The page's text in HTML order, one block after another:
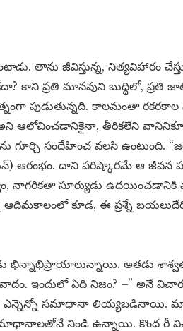
తాను జీవిస్తున్న, నిత్యవిహారం
కాని ప్రతి మానవుని బుద్ధిలో, ప్రతి
పుడుతున్నది. కాలమంతా
ఆలోచించడానికైనా, తీరికలేని వానినికూడ
గూర్చి సందేహించ వలసి ఉంటుంది.
ఆరంభం. దాని పరిష్కారమే ఆ జీవన
నాగరికతా సూర్యుడు ఉదయించడానికి
ఆదిమకాలంలో కూడ, ఈ ప్రశ్నే
భిన్నాభిప్రాయాలున్నాయి. అతడు
ఇందులో ఏది నిజం? –” అనే
ఎన్నెన్నో సమాధానా లియ్యబడినాయి.
నిండి ఉన్నాయి. కొంద రీ